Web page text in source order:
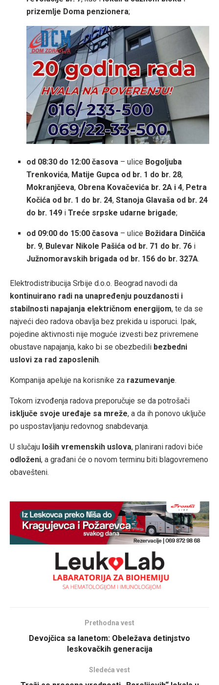
prizemlje Doma penzionera;
od 08:30 do 12:00 časova – ulice Bogoljuba
Trenkovića, Matije Gupca od br. 1 do br. 28,
Mokranjčeva, Obrena Kovačevića br. 2A i 4, Petra
Kočića od br. 1 do br. 24,Stanoja Glavaša od br. 24
do br. 149 iTreće srpske udarne brigade;
od 09:00 do 15:00 časova – ulice Božidara Dinčića
br. 9, Bulevar Nikole Pašića od br. 71 do br. 76 i
Južnomoravskih brigada od br. 156 do br. 327A.
Elektrodistribucija Srbije d.o.o. Beograd navodi da
kontinuirano radi na unapređenju pouzdanosti i
stabilnosti napajanja električnom energijom, te da se
najveći deo radova obavlja bez prekida u isporuci. Ipak,
pojedine aktivnosti nije moguće izvesti bez privremene
obustave napajanja, kako bi se obezbedili bezbedni
uslovi za rad zaposlenih.
Kompanija apeluje na korisnike za razumevanje.
Tokom izvođenja radova preporučuje se da potrošači
isključe svoje uređaje sa mreže, a da ih ponovo uključe
po uspostavljanju redovnog snabdevanja.
U slučaju loših vremenskih uslova, planirani radovi biće
odloženi, a građani će o novom terminu biti blagovremeno
obavešteni.
Prethodna vest
Devojčica sa lanetom: Obeležava detinjstvo
leskovačkih generacija
Sledeća vest